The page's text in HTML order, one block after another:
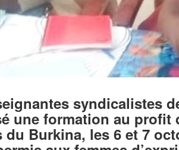
syndicalistes
une formation au profit
Burkina, les 6 et 7